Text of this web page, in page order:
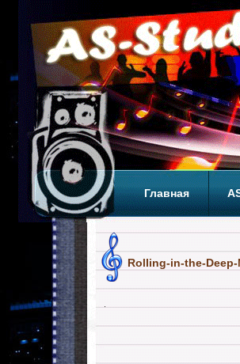
Главная
Rolling-in-the-